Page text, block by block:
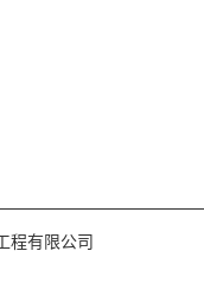
程有限公司